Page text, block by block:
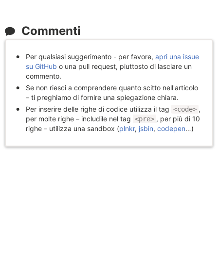
Commenti
Per qualsiasi suggerimento - per favore, apri una issue
su GitHub o una pull request, piuttosto di lasciare un
commento.
Se non riesci a comprendere quanto scitto nell'articolo
– ti preghiamo di fornire una spiegazione chiara.
Per inserire delle righe di codice utilizza il tag <code> ,
per molte righe – includile nel tag <pre> , per più di 10
righe – utilizza una sandbox (plnkr, jsbin, codepen…)